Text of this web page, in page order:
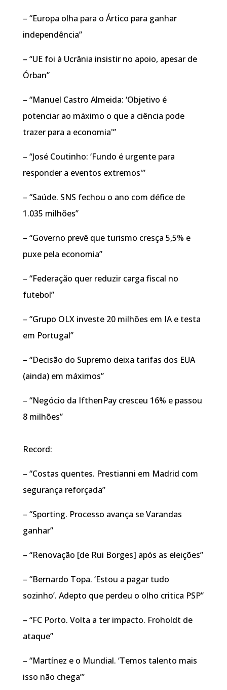
– “Europa olha para o Ártico para ganhar
independência”
– “UE foi à Ucrânia insistir no apoio, apesar de
Órban”
– “Manuel Castro Almeida: ‘Objetivo é
potenciar ao máximo o que a ciência pode
trazer para a economia'”
– “José Coutinho: ‘Fundo é urgente para
responder a eventos extremos'”
– “Saúde. SNS fechou o ano com défice de
1.035 milhões”
– “Governo prevê que turismo cresça 5,5% e
puxe pela economia”
– “Federação quer reduzir carga fiscal no
futebol”
– “Grupo OLX investe 20 milhões em IA e testa
em Portugal”
– “Decisão do Supremo deixa tarifas dos EUA
(ainda) em máximos”
– “Negócio da IfthenPay cresceu 16% e passou
8 milhões”
Record:
– “Costas quentes. Prestianni em Madrid com
segurança reforçada”
– “Sporting. Processo avança se Varandas
ganhar”
– “Renovação [de Rui Borges] após as eleições”
– “Bernardo Topa. ‘Estou a pagar tudo
sozinho’. Adepto que perdeu o olho critica PSP”
– “FC Porto. Volta a ter impacto. Froholdt de
ataque”
– “Martínez e o Mundial. ‘Temos talento mais
isso não chega’”